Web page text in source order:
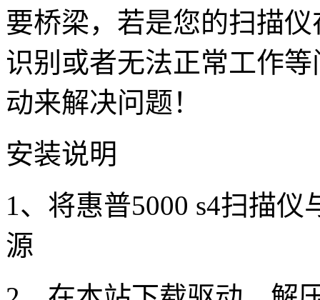
要桥梁，若是您的扫描
识别或者无法正常工作
动来解决问题！
安装说明
1、将惠普5000 s4扫描
源